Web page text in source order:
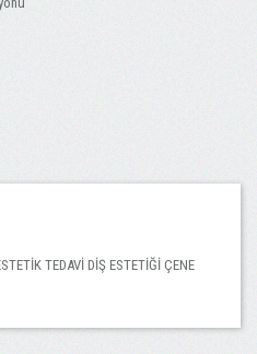
TEDAVİ DİŞ ESTETİĞİ ÇENE